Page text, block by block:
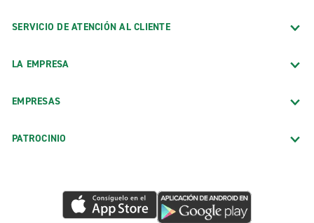
SERVICIO DE ATENCIÓN AL CLIENTE
LA EMPRESA
EMPRESAS
PATROCINIO